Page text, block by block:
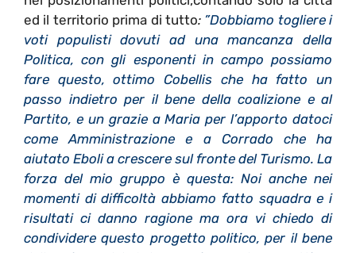
ed il territorio prima di tutto: ”Dobbiamo togliere i
voti populisti dovuti ad una mancanza della
Politica, con gli esponenti in campo possiamo
fare questo, ottimo Cobellis che ha fatto un
passo indietro per il bene della coalizione e al
Partito, e un grazie a Maria per l’apporto datoci
come Amministrazione e a Corrado che ha
aiutato Eboli a crescere sul fronte del Turismo. La
forza del mio gruppo è questa: Noi anche nei
momenti di difficoltà abbiamo fatto squadra e i
risultati ci danno ragione ma ora vi chiedo di
condividere questo progetto politico, per il bene